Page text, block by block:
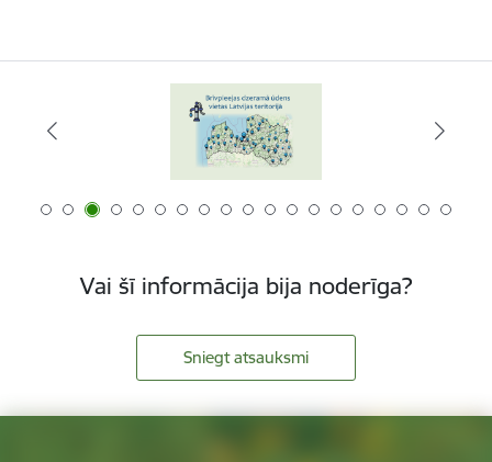
Vai šī informācija bija noderīga?
Sniegt atsauksmi